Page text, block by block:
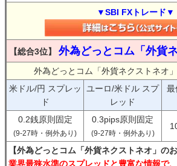
▼SBI FXトレード▼
【総合3位】 外為どっとコム「外貨
外為どっとコム「外貨ネクストネオ
米ドル/円 スプレッ
ド
ユーロ/米ドル スプ
レッド
最
0.2銭原則固定
(9-27時・例外あり)
0.3pips原則固定
(9-27時・例外あり)
【外為どっとコム「外貨ネクストネオ」の
業界最狭水準のスプレッドと豊富な情報で